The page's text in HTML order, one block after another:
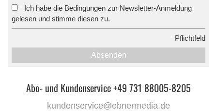
Ich habe die Bedingungen zur Newsletter-Anmeldung
gelesen und stimme diesen zu.
Pflichtfeld
Absenden
Abo- und Kundenservice +49 731 88005-8205
kundenservice@ebnermedia.de